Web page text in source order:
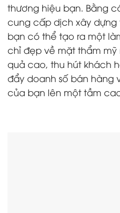
thương hiệu bạn. Bằng
cung cấp dịch xây dựng
bạn có thể tạo ra một
chỉ đẹp về mặt thẩm
quả cao, thu hút khách
đẩy doanh số bán hàng
của bạn lên một tầm